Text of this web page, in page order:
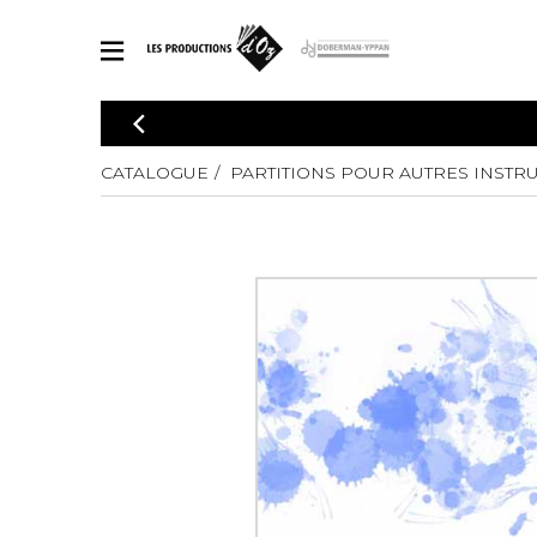
CATALOGUE
Explorez notre catalogue de partitions riche en œuvres
en arrangements de qualité.
PARTITIONS POUR GUITARE
PARTITIONS POUR AUTRES INSTRUMENTS
PARTITIONS POUR ENSEMBLES
arrangements de qualité.
2
3 guitares
4 guitares
5
Guitare
CATALOGUE PARTITIONS POUR AUTRES